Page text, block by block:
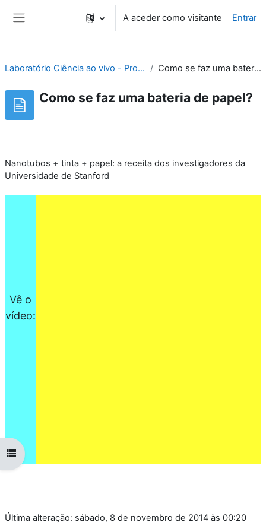
A aceder como visitante Entrar
Abrir índice da disciplina
Laboratório Ciência ao vivo - Projecto NanoYou Como se faz uma bateria de papel?
Como se faz uma bateria de papel?
Nanotubos + tinta + papel: a receita dos investigadores da
Universidade de Stanford
Vê o
vídeo:
Última alteração: sábado, 8 de novembro de 2014 às 00:20